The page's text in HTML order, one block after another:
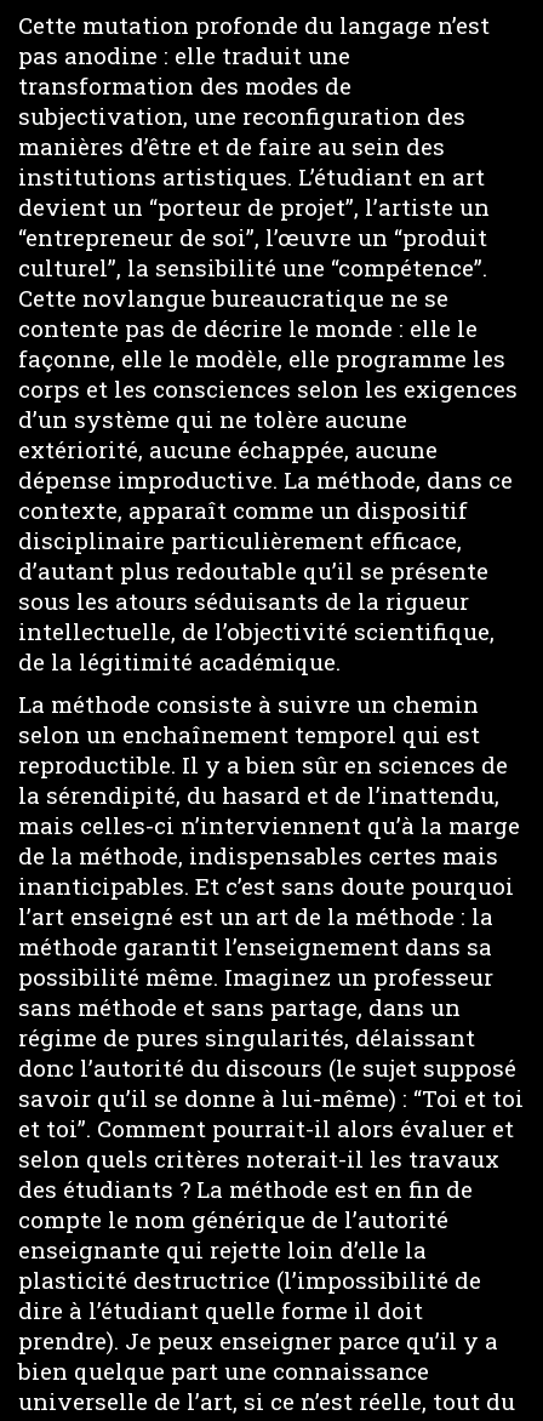
Cette mutation profonde du langage n’est
pas anodine : elle traduit une
transformation des modes de
subjectivation, une reconfiguration des
manières d’être et de faire au sein des
institutions artistiques. L’étudiant en art
devient un “porteur de projet”, l’artiste un
“entrepreneur de soi”, l’œuvre un “produit
culturel”, la sensibilité une “compétence”.
Cette novlangue bureaucratique ne se
contente pas de décrire le monde : elle le
façonne, elle le modèle, elle programme les
corps et les consciences selon les exigences
d’un système qui ne tolère aucune
extériorité, aucune échappée, aucune
dépense improductive. La méthode, dans ce
contexte, apparaît comme un dispositif
disciplinaire particulièrement efficace,
d’autant plus redoutable qu’il se présente
sous les atours séduisants de la rigueur
intellectuelle, de l’objectivité scientifique,
de la légitimité académique.
La méthode consiste à suivre un chemin
selon un enchaînement temporel qui est
reproductible. Il y a bien sûr en sciences de
la sérendipité, du hasard et de l’inattendu,
mais celles-ci n’interviennent qu’à la marge
de la méthode, indispensables certes mais
inanticipables. Et c’est sans doute pourquoi
l’art enseigné est un art de la méthode : la
méthode garantit l’enseignement dans sa
possibilité même. Imaginez un professeur
sans méthode et sans partage, dans un
régime de pures singularités, délaissant
donc l’autorité du discours (le sujet supposé
savoir qu’il se donne à lui-même) : “Toi et toi
et toi”. Comment pourrait-il alors évaluer et
selon quels critères noterait-il les travaux
des étudiants ? La méthode est en fin de
compte le nom générique de l’autorité
enseignante qui rejette loin d’elle la
plasticité destructrice (l’impossibilité de
dire à l’étudiant quelle forme il doit
prendre). Je peux enseigner parce qu’il y a
bien quelque part une connaissance
universelle de l’art, si ce n’est réelle, tout du